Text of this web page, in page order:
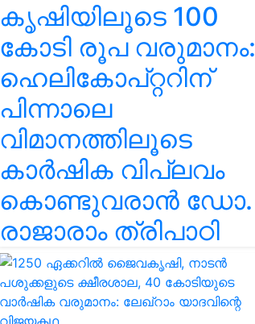
കൃഷിയിലൂടെ 100
കോടി രൂപ വരുമാനം:
ഹെലികോപ്റ്ററിന്
പിന്നാലെ
വിമാനത്തിലൂടെ
കാർഷിക വിപ്ലവം
കൊണ്ടുവരാൻ ഡോ.
രാജാരാം ത്രിപാഠി